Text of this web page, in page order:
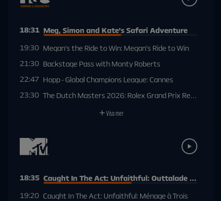
18:31 Meg, Simon and Kate's Safari Adventure
19:30 Megan's the Ride to Win: Megan's Ride to Win
21:30 Backstage Pass with Monty Roberts
22:47 Hopp - Global Champions League: Cannes
23:30 The Dutch Masters 2026: Rolex Grand Prix Rerun
Visa mer
18:35 Caught In The Act: Unfaithful: Outtalade
19:20 Caught In The Act: Unfaithful: Ménage à Trois